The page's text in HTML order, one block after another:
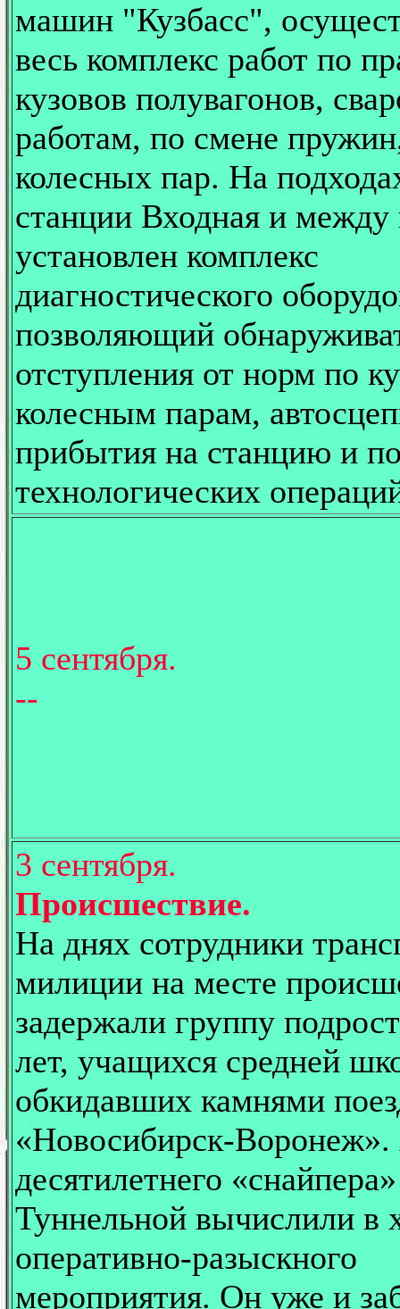
машин "Кузбасс",
весь комплекс работ по
кузовов полувагонов,
работам, по смене
колесных пар. На
станции Входная и между
установлен комплекс
диагностического
позволяющий
отступления от норм по
колесным парам,
прибытия на станцию и
технологических
5 сентября.
--
3 сентября.
Происшествие.
На днях сотрудники
милиции на месте
задержали группу
лет, учащихся средней
обкидавших камнями
«Новосибирск-
десятилетнего
Туннельной вычислили в
оперативно-разыскного
мероприятия. Он уже и